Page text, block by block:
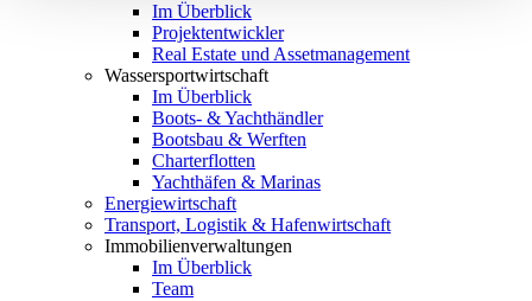
Im Überblick
Projektentwickler
Real Estate und Assetmanagement
Wassersportwirtschaft
Im Überblick
Boots- & Yachthändler
Bootsbau & Werften
Charterflotten
Yachthäfen & Marinas
Energiewirtschaft
Transport, Logistik & Hafenwirtschaft
Immobilienverwaltungen
Im Überblick
Team